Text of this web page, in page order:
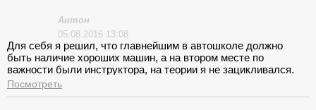
свою машину. Вот это мастерство в обучении.
Антон
05.08.2016 13:08
Для себя я решил, что главнейшим в автошколе должно
быть наличие хороших машин, а на втором месте по
важности были инструктора, на теории я не зацикливался.
Машинки я приметил, когда они ездили по городу, кстати,
этот немаловажный факт я тоже для себя отметил, часто
Посмотреть